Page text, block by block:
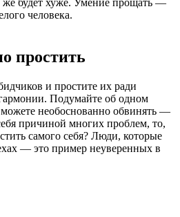
человека.
простить
и простите их ради
Подумайте об одном
можете необоснованно обвинять —
причиной многих проблем, то,
самого себя? Люди, которые
— это пример неуверенных в